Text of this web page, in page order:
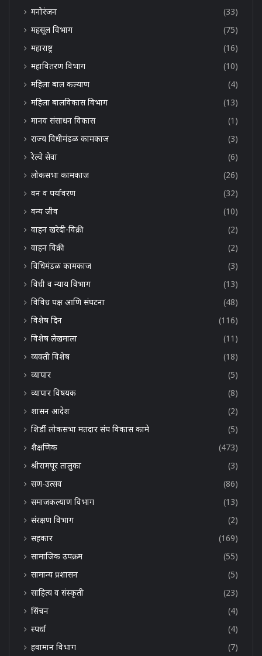
मनोरंजन
(33)
महसूल विभाग
(75)
महाराष्ट्र
(16)
महावितरण विभाग
(10)
महिला बाल कल्याण
(4)
महिला बालविकास विभाग
(13)
मानव संसाधन विकास
(1)
राज्य विधीमंडळ कामकाज
(3)
रेल्वे सेवा
(6)
लोकसभा कामकाज
(26)
वन व पर्यावरण
(32)
वन्य जीव
(10)
वाहन खरेदी-विक्री
(2)
वाहन विक्री
(2)
विधिमंडळ कामकाज
(3)
विधी व न्याय विभाग
(13)
विविध पक्ष आणि संघटना
(48)
विशेष दिन
(116)
विशेष लेखमाला
(11)
व्यक्ती विशेष
(18)
व्यापार
(5)
व्यापार विषयक
(8)
शासन आदेश
(2)
शिर्डी लोकसभा मतदार संघ विकास कामे
(5)
शैक्षणिक
(473)
श्रीरामपूर तालुका
(3)
सण-उत्सव
(86)
समाजकल्याण विभाग
(13)
संरक्षण विभाग
(2)
सहकार
(169)
सामाजिक उपक्रम
(55)
सामान्य प्रशासन
(5)
साहित्य व संस्कृती
(23)
सिंचन
(4)
स्पर्धा
(4)
हवामान विभाग
(7)